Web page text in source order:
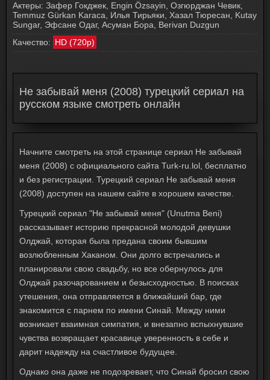
Актеры: Зафер Гокджек, Engin Özsayin, Озгюрджан Чевик,
Temmuz Gürkan Karaca, Илья Тирьяки, Хазал Тюресан, Kutay
Sungar, Эфсане Одаг, Асуман Бора, Berivan Duzgun
Качество: HD (720p)
Не забывай меня (2008) турецкий сериал на
русском языке смотреть онлайн
Начните смотреть на этой странице сериал Не забывай
меня (2008) с официального сайта Turk-ru.lol, бесплатно
и без регистрации. Турецкий сериал Не забывай меня
(2008) доступен на нашем сайте в хорошем качестве.
Турецкий сериал "Не забывай меня" (Unutma Beni)
рассказывает историю прекрасной молодой девушки
Олджай, которая была предана своим бывшим
возлюбленным Хаканом. Они долго встречались и
планировали свою свадьбу, но все обернулось для
Олджай разочарованием и безысходностью. В поисках
утешения, она отправляется в ближайший бар, где
знакомится с парнем по имени Синай. Между ними
возникает взаимная симпатия, и внезапно вспыхнувшие
чувства возвращает красавице уверенность в себе и
дарит надежду на счастливое будущее.
Однако она даже не подозревает, что Синай бросил свою